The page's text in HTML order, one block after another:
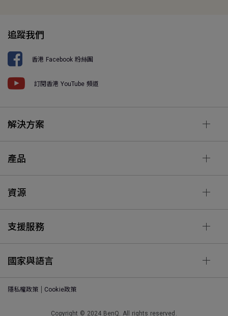
追蹤我們
香港 Facebook 粉絲團
訂閱香港 YouTube 頻道
解決方案
產品
資源
支援服務
國家與語言
隱私權政策 Cookie政策
Copyright © 2024 BenQ. All rights reserved.